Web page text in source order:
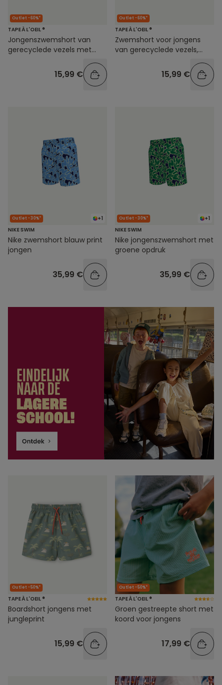
Outlet -60%*
TAPE À L'OEIL ®
Jongenszwemshort van
gerecyclede vezels met
15,99 €
Outlet -60%*
TAPE À L'OEIL ®
Zwemshort voor jongens
van gerecyclede vezels,
15,99 €
+1
Outlet -30%*
NIKE SWIM
Nike zwemshort blauw print
jongen
35,99 €
+1
Outlet -30%*
NIKE SWIM
Nike jongenszwemshort met
groene opdruk
35,99 €
Outlet -50%*
TAPE À L'OEIL ®
Boardshort jongens met
jungleprint
15,99 €
Outlet -50%*
TAPE À L'OEIL ®
Groen gestreepte short met
koord voor jongens
17,99 €